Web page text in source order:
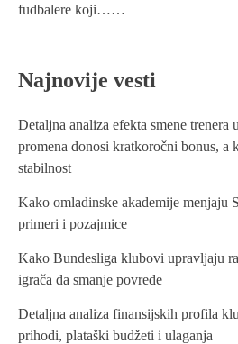
fudbalere koji……
Najnovije vesti
Detaljna analiza efekta smene trenera
promena donosi kratkoročni bonus, a
stabilnost
Kako omladinske akademije menjaju
primeri i pozajmice
Kako Bundesliga klubovi upravljaju
igrača da smanje povrede
Detaljna analiza finansijskih profila
prihodi, plataški budžeti i ulaganja